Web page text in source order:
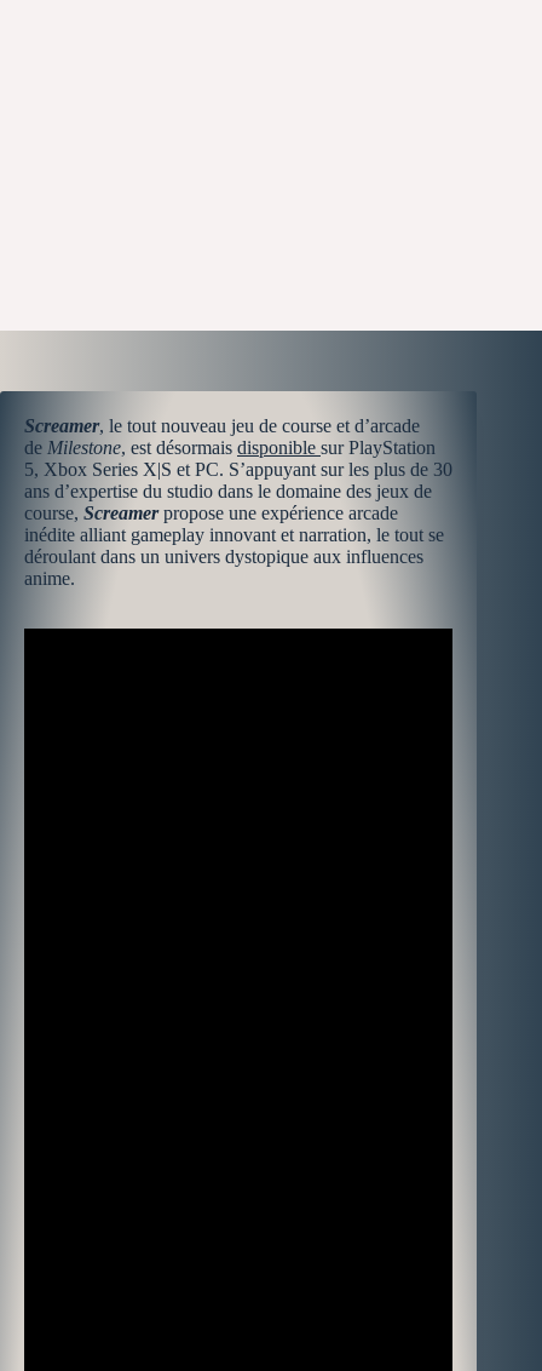
Screamer, le tout nouveau jeu de course et d’arcade
de Milestone, est désormais disponible sur PlayStation
5, Xbox Series X|S et PC. S’appuyant sur les plus de 30
ans d’expertise du studio dans le domaine des jeux de
course, Screamerpropose une expérience arcade
inédite alliant gameplay innovant et narration, le tout se
déroulant dans un univers dystopique aux influences
anime.